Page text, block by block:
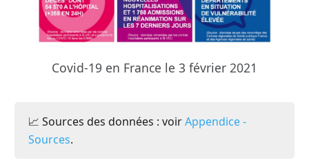
Covid-19 en France le 3 février 2021
📈 Sources des données : voirAppendice -
Sources.